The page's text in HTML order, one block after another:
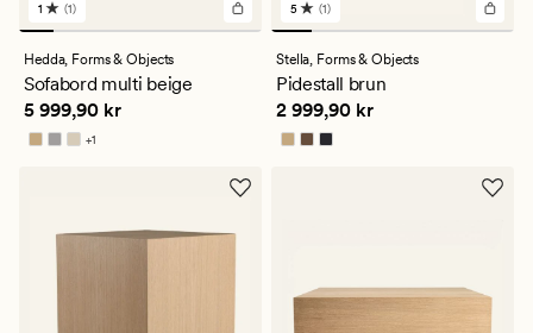
1
anmeldelser
med
en
gjennomsnittlig
vurdering
på
1
1 (1)
Hedda, Forms & Objects
Sofabord multi beige
Pris 5 999,90 kr
5 999,90 kr
+1
Tilgjengelig i flere farger
1
anmeldelser
med
en
gjennomsnittlig
vurdering
på
5
5 (1)
Stella, Forms & Objects
Pidestall brun
Pris 2 999,90 kr
2 999,90 kr